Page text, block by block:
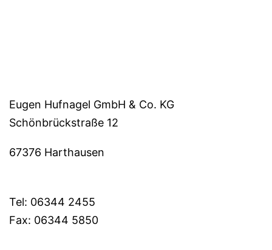
Eugen Hufnagel GmbH & Co. KG
Schönbrückstraße 12
67376 Harthausen
Tel: 06344 2455
Fax: 06344 5850